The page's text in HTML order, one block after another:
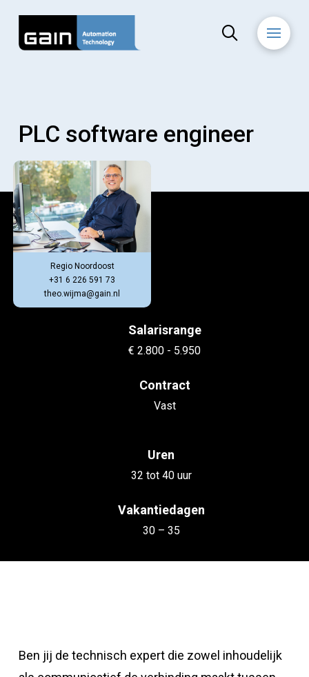
Alle vacatures
PLC software engineer
Regio Noordoost
+31 6 226 591 73
theo.wijma@gain.nl
Salarisrange
€ 2.800 - 5.950
Contract
Vast
Uren
32 tot 40 uur
Vakantiedagen
30 – 35
Ben jij de technisch expert die zowel inhoudelijk